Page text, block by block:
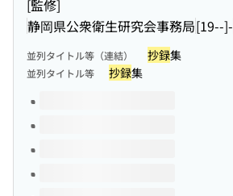
[監修]
静岡県公衆衛生研究会事務局[19--]-
並列タイトル等（連結） 抄録集
並列タイトル等 抄録集
このタイトルの巻号